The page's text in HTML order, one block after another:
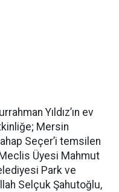
Yıldız’ın ev
Mersin
Seçer’i temsilen
Üyesi Mahmut
Park ve
Selçuk Şahutoğlu,